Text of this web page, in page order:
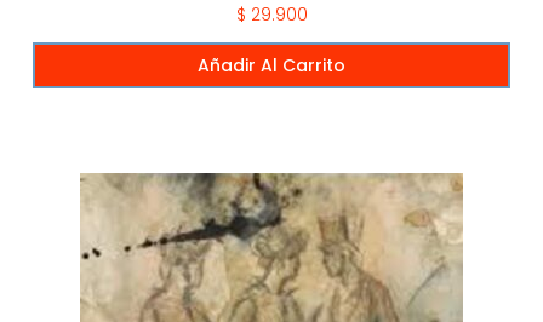
$ 29.900
Añadir Al Carrito